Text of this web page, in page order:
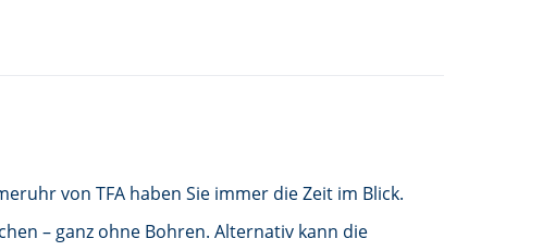
von TFA haben Sie immer die Zeit im Blick.
– ganz ohne Bohren. Alternativ kann die